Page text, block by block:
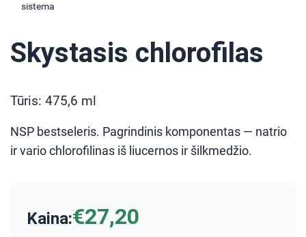
sistema
Skystasis chlorofilas
Tūris: 475,6 ml
NSP bestseleris. Pagrindinis komponentas — natrio
ir vario chlorofilinas iš liucernos ir šilkmedžio.
Kaina:€27,20